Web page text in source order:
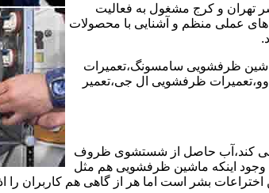
تهران و کرج مشغول به فعالیت
های عملی منظم و آشنایی با محصولات
ظرفشویی سامسونگ،تعمیرات
ظرفشویی ال جی،تعمیر
کند،آب حاصل از شستشوی ظروف
وجود اینکه ماشین ظرفشویی هم مثل
بشر است اما هر از گاهی هم کاربران